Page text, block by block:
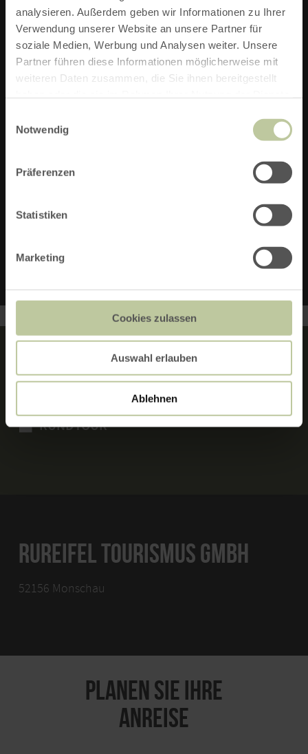
analysieren. Außerdem geben wir Informationen zu Ihrer
Verwendung unserer Website an unsere Partner für
soziale Medien, Werbung und Analysen weiter. Unsere
Partner führen diese Informationen möglicherweise mit
weiteren Daten zusammen, die Sie ihnen bereitgestellt
Notwendig
Präferenzen
Statistiken
Marketing
Cookies zulassen
Auswahl erlauben
Ablehnen
ZIEL:
PARKPLATZ DREISTEGEN IN 52156 MONSCHAU
STRECKE:7,7 KM
TOURENART:
AUFSTIEG:
MERKMALE:
RUNDTOUR
RUREIFEL TOURISMUS GMBH
52156 Monschau
PLANEN SIE IHRE
ANREISE